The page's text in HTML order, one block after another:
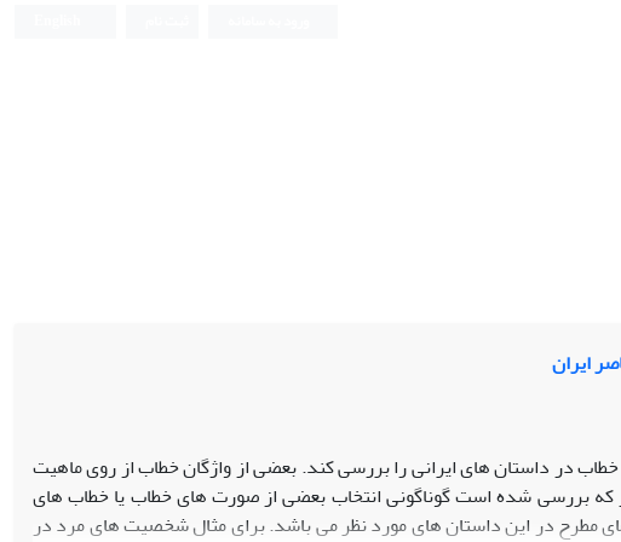
ایران
در داستان های ایرانی را بررسی کند. بعضی از واژگان خطاب از روی ماهیت
که بررسی شده است گوناگونی انتخاب بعضی از صورت های خطاب یا خطاب های
مطرح در این داستان های مورد نظر می باشد. برای مثال شخصیت های مرد در